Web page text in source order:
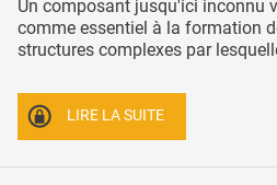
Un composant jusqu'ici inconnu
comme essentiel à la formation
structures complexes par
LIRE LA SUITE